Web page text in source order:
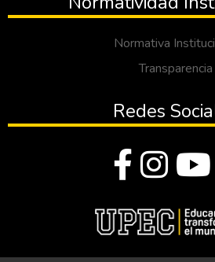
Normativa
Transparencia
Redes